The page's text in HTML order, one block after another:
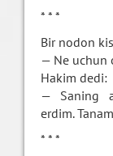
* * *
Bir nodon
— Ne uchun
Hakim dedi:
— Saning
erdim.
* * *